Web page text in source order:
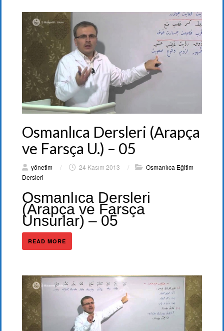
Osmanlıca Dersleri (Arapça
ve Farsça U.) – 05
yönetim / 24 Kasım 2013 /
Osmanlıca Eğitim
Dersleri
Osmanlıca Dersleri
(Arapça ve Farsça
Unsurlar) – 05
READ MORE